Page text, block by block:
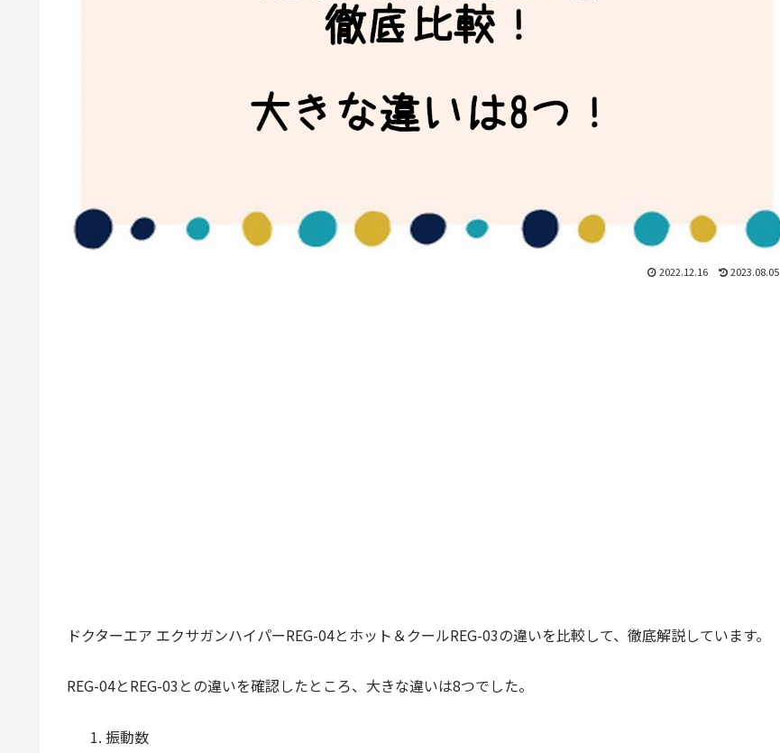
2022.12.16 2023.08.05
ドクターエア エクサガンハイパーREG-04とホット＆クールREG-03の違いを比較して、徹底解説しています。
REG-04とREG-03との違いを確認したところ、大きな違いは8つでした。
振動数